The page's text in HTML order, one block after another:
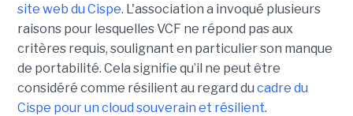
site web du Cispe. L'association a invoqué plusieurs
raisons pour lesquelles VCF ne répond pas aux
critères requis, soulignant en particulier son manque
de portabilité. Cela signifie qu’il ne peut être
considéré comme résilient au regard du cadre du
Cispe pour un cloud souverain et résilient.